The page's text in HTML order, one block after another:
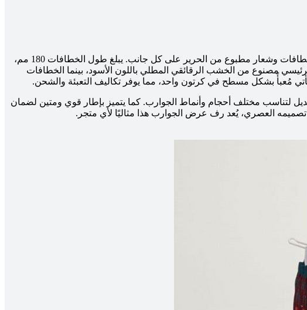
رف عرض الجوارب هذا، المُثبت على الطاولة، بأبعاد 740*441*441 مم، مصنوع من الخشب الرقائقي والمعدن. يحتوي على 8 خطافات وشعار مطبوع من الحرير على كل جانب. يبلغ طول الخطافات 180 مم،
الرئيسي مصنوع من الخشب الرقائقي المطلي باللون الأسود، بينما الخطافات
مُعبأً بشكل مسطح في كرتون واحد، مما يوفر تكاليف التعبئة والشحن.
مختلف أحجام وأنماط الجوارب. كما يتميز بإطار قوي ومتين لضمان
العصري، يُعد رف عرض الجوارب هذا مثاليًا لأي متجر.